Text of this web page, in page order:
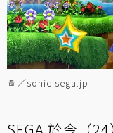
圖／sonic.sega.jp